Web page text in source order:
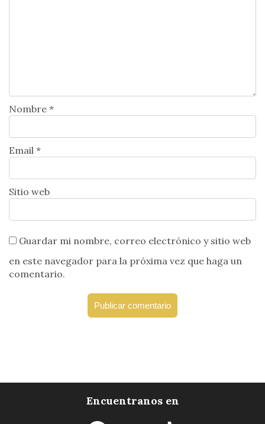
Nombre *
Email *
Sitio web
Guardar mi nombre, correo electrónico y sitio web
en este navegador para la próxima vez que haga un
comentario.
Encuentranos en